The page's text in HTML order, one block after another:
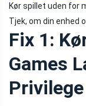
Kør spillet uden for
Tjek, om din enhed
Fix 1:
Games